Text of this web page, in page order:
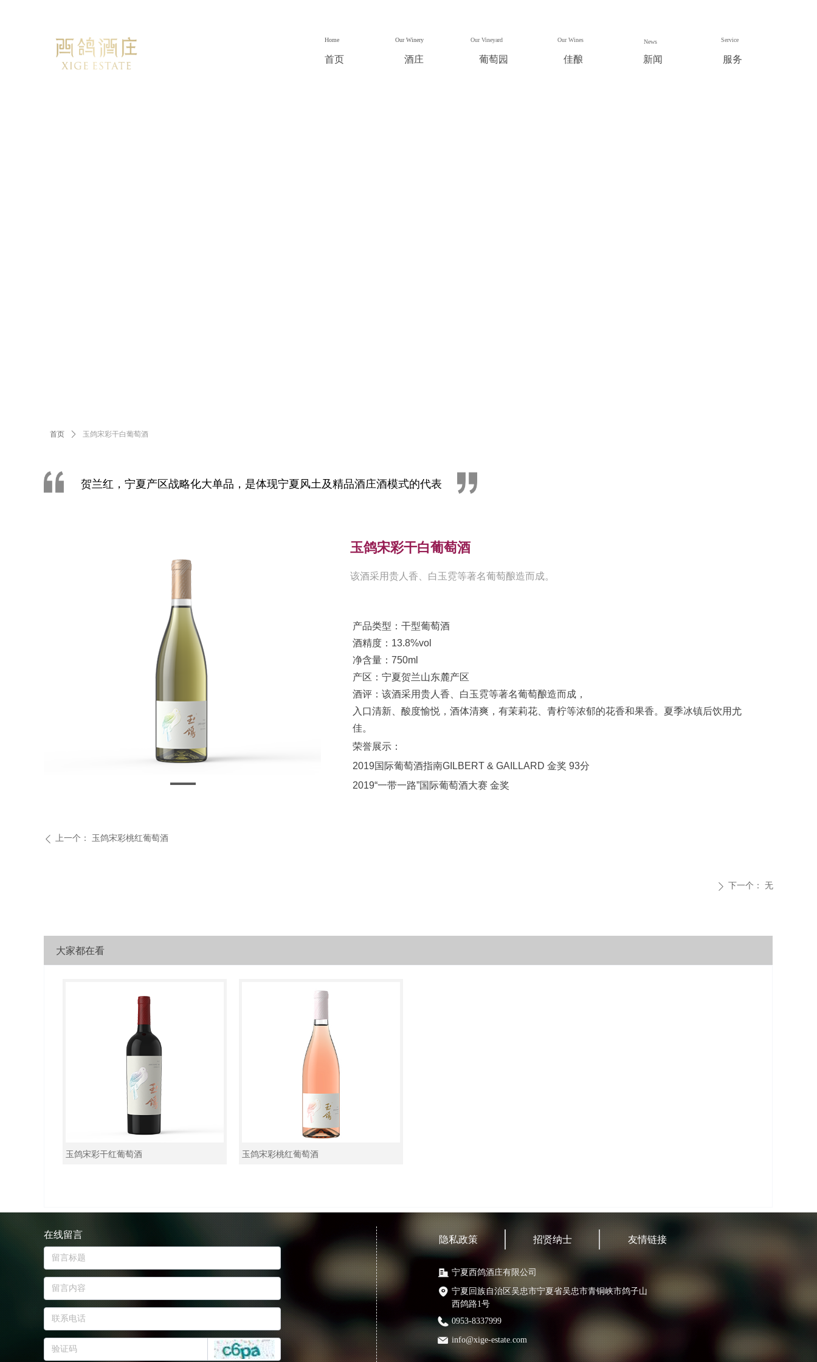
首页 酒庄 葡萄园 佳酿 新闻 服务
Home Our Winery Our Vineyard Our Wines News Service
首页 ꄲ 玉鸽宋彩干白葡萄酒
玉鸽宋彩干白葡萄酒
该酒采用贵人香、白玉霓等著名葡萄酿造而成。
大家都在看
玉鸽宋彩干红葡萄酒 玉鸽宋彩桃红葡萄酒
ꄴ 上一个： 玉鸽宋彩桃红葡萄酒
ꄲ 下一个： 无
产品类型：干型葡萄酒
酒精度：13.8%vol
净含量：750ml
产区：宁夏贺兰山东麓产区
酒评： 该酒采用贵人香、白玉霓等著名葡萄酿造而成，
入口清新、酸度愉悦，酒体清爽，有茉莉花、青柠等浓郁的花香和果香。夏季冰镇后饮用尤
佳。
荣誉展示：
2019国际葡萄酒指南GILBERT & GAILLARD 金奖 93分
2019“一带一路”国际葡萄酒大赛 金奖
贺兰红，宁夏产区战略化大单品，是体现宁夏风土及精品酒庄酒模式的代表
隐私政策 招贤纳士 友情链接
在线留言
宁夏西鸽酒庄有限公司
宁夏回族自治区吴忠市宁夏省吴忠市青铜峡市鸽子山
西鸽路1号
0953-8337999
info@xige-estate.com